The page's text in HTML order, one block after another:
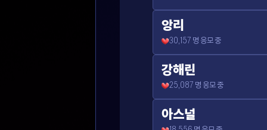
앙리
30,157 명 응모 중
강해린
25,087 명 응모 중
아스널